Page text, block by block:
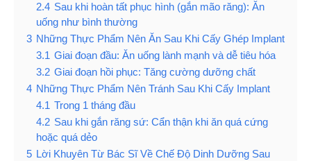
2.4 Sau khi hoàn tất phục hình (gắn mão răng): Ăn
uống như bình thường
3 Những Thực Phẩm Nên Ăn Sau Khi Cấy Ghép Implant
3.1 Giai đoạn đầu: Ăn uống lành mạnh và dễ tiêu hóa
3.2 Giai đoạn hồi phục: Tăng cường dưỡng chất
4 Những Thực Phẩm Nên Tránh Sau Khi Cấy Implant
4.1 Trong 1 tháng đầu
4.2 Sau khi gắn răng sứ: Cẩn thận khi ăn quá cứng
hoặc quá dẻo
5 Lời Khuyên Từ Bác Sĩ Về Chế Độ Dinh Dưỡng Sau